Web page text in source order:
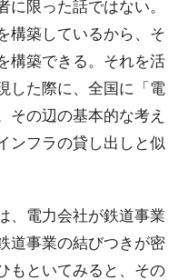
限った話ではない。
構築しているから、そ
構築できる。それを活
した際に、全国に「電
その辺の基本的な考え
ンフラの貸し出しと似
、電力会社が鉄道事業
道事業の結びつきが密
もといてみると、その